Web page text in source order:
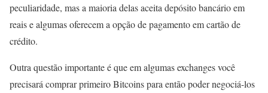
peculiaridade, mas a maioria delas aceita depósito bancário em
reais e algumas oferecem a opção de pagamento em cartão de
crédito.
Outra questão importante é que em algumas exchanges você
precisará comprar primeiro Bitcoins para então poder negociá-los